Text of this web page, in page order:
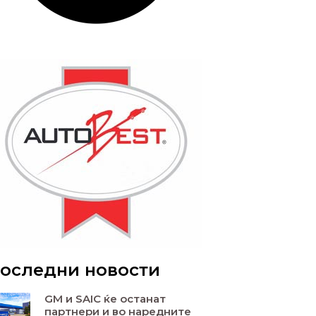
новости
GM и SAIC ќе останат
партнери и во наредните